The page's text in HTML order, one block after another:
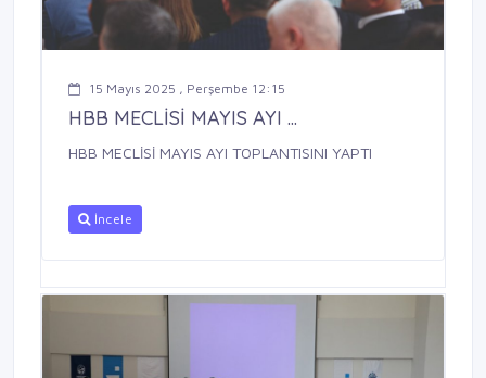
15 Mayıs 2025 , Perşembe 12:15
HBB MECLİSİ MAYIS AYI ...
HBB MECLİSİ MAYIS AYI TOPLANTISINI YAPTI
İncele